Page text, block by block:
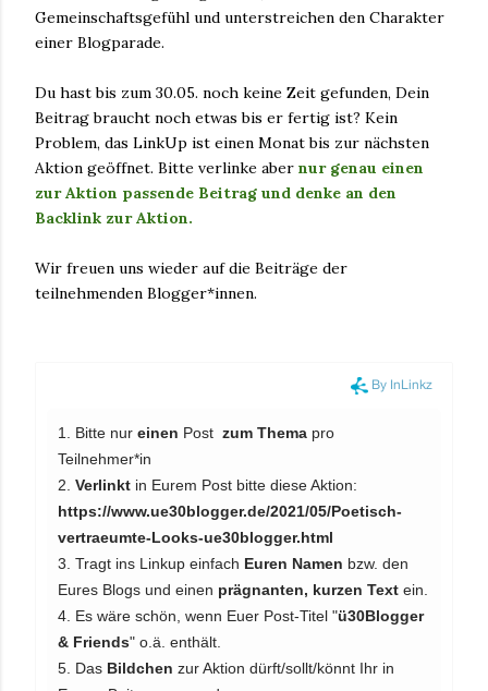
Gemeinschaftsgefühl und unterstreichen den Charakter
einer Blogparade.
Du hast bis zum 30.05. noch keine Zeit gefunden, Dein
Beitrag braucht noch etwas bis er fertig ist? Kein
Problem, das LinkUp ist einen Monat bis zur nächsten
Aktion geöffnet. Bitte verlinke aber nur genau einen
zur Aktion passende Beitrag und denke an den
Backlink zur Aktion.
Wir freuen uns wieder auf die Beiträge der
teilnehmenden Blogger*innen.